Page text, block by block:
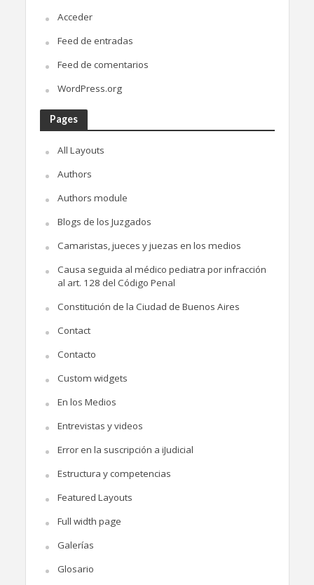
Acceder
Feed de entradas
Feed de comentarios
WordPress.org
Pages
All Layouts
Authors
Authors module
Blogs de los Juzgados
Camaristas, jueces y juezas en los medios
Causa seguida al médico pediatra por infracción
al art. 128 del Código Penal
Constitución de la Ciudad de Buenos Aires
Contact
Contacto
Custom widgets
En los Medios
Entrevistas y videos
Error en la suscripción a iJudicial
Estructura y competencias
Featured Layouts
Full width page
Galerías
Glosario